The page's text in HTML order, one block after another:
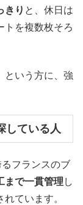
きり と、休日は
トを複数枚そろ
という方に、強
している人
フランスのブ
まで一貫管理 し
ています。